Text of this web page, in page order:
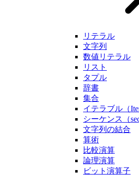
リテラル
文字列
数値リテラル
リスト
タプル
辞書
集合
イテラブル（
シーケンス（
文字列の結合
算術
比較演算
論理演算
ビット演算子